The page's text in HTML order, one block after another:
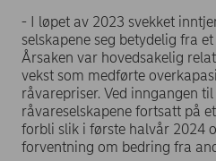
- I løpet av 2023 svekket
selskapene seg betydelig fra
Årsaken var hovedsakelig
vekst som medførte
råvarepriser. Ved inngangen
råvareselskapene fortsatt på
forbli slik i første halvår 2024
forventning om bedring fra